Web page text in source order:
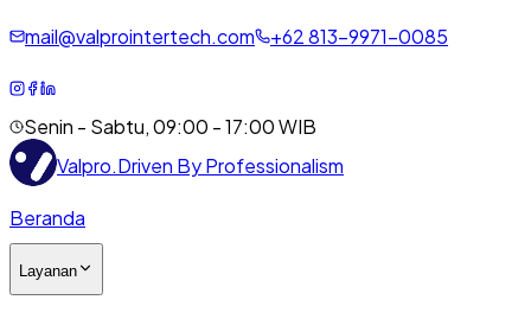
mail@valprointertech.com +62813-9971-0085
Senin - Sabtu, 09:00 - 17:00 WIB
Valpro.Driven By Professionalism
Beranda
Layanan